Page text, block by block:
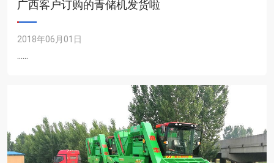
广西客户订购的青储机发货啦
2018年06月01日